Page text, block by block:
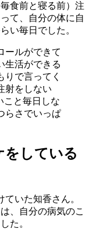
食前と寝る前）注
て、自分の体に自
い毎日でした。
ールができて
生活ができる
で言ってく
射をしない
こと毎日しな
らさでいっぱ
をしている
いた知香さん。
、自分の病気のこ
た。